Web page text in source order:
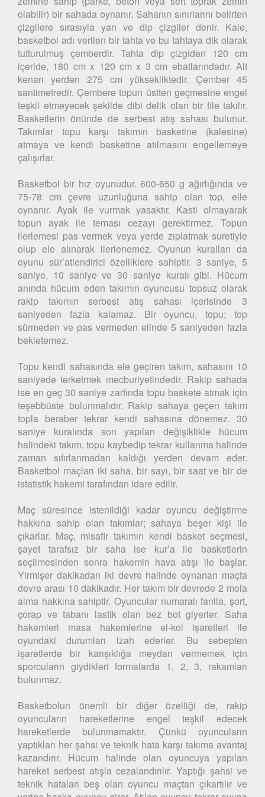
olabilir) bir sahada oynanır. Sahanın sınırlarını belirten
çizgilere sırasıyla yan ve dip çizgiler denir. Kale,
basketbol adı verilen bir tahta ve bu tahtaya dik olarak
tutturulmuş çemberdir. Tahta dip çizgiden 120 cm
içeride, 180 cm x 120 cm x 3 cm ebatlarındadır. Alt
kenarı yerden 275 cm yüksekliktedir. Çember 45
santimetredir. Çembere topun üstten geçmesine engel
teşkil etmeyecek şekilde dibi delik olan bir file takılır.
Basketlerin önünde de serbest atış sahası bulunur.
Takımlar topu karşı takımın basketine (kalesine)
atmaya ve kendi basketine atılmasını engellemeye
çalışırlar.
Basketbol bir hız oyunudur. 600-650 g ağırlığında ve
75-78 cm çevre uzunluğuna sahip olan top, elle
oynanır. Ayak ile vurmak yasaktır. Kasti olmayarak
topun ayak ile teması cezayı gerektirmez. Topun
ilerlemesi pas vermek veya yerde zıplatmak suretiyle
olup ele alınarak ilerlenemez. Oyunun kuralları da
oyunu sür’atlendirici özelliklere sahiptir. 3 saniye, 5
saniye, 10 saniye ve 30 saniye kuralı gibi. Hücum
anında hücum eden takımın oyuncusu topsuz olarak
rakip takımın serbest atış sahası içerisinde 3
saniyeden fazla kalamaz. Bir oyuncu, topu; top
sürmeden ve pas vermeden elinde 5 saniyeden fazla
bekletemez.
Topu kendi sahasında ele geçiren takım, sahasını 10
saniyede terketmek mecburiyetindedir. Rakip sahada
ise en geç 30 saniye zarfında topu baskete atmak için
teşebbüste bulunmalıdır. Rakip sahaya geçen takım
topla beraber tekrar kendi sahasına dönemez. 30
saniye kuralında son yapılan değişiklikle hücum
halindeki takım, topu kaybedip tekrar kullanma halinde
zaman sıfırlanmadan kaldığı yerden devam eder.
Basketbol maçları iki saha, bir sayı, bir saat ve bir de
istatistik hakemi tarafından idare edilir.
Maç süresince istenildiği kadar oyuncu değiştirme
hakkına sahip olan takımlar; sahaya beşer kişi ile
çıkarlar. Maç, misafir takımın kendi basket seçmesi,
şayet tarafsız bir saha ise kur’a ile basketlerin
seçilmesinden sonra hakemin hava atışı ile başlar.
Yirmişer dakikadan iki devre halinde oynanan maçta
devre arası 10 dakikadır. Her takım bir devrede 2 mola
alma hakkına sahiptir. Oyuncular numaralı fanila, şort,
çorap ve tabanı lastik olan bez bot giyerler. Saha
hakemleri masa hakemlerine el-kol işaretleri ile
oyundaki durumları izah ederler. Bu sebepten
işaretlerde bir karışıklığa meydan vermemek için
sporcuların giydikleri formalarda 1, 2, 3, rakamları
bulunmaz.
Basketbolun önemli bir diğer özelliği de, rakip
oyuncuların hareketlerine engel teşkil edecek
hareketlerde bulunmamaktır. Çünkü oyuncuların
yaptıkları her şahsi ve teknik hata karşı takıma avantaj
kazandırır. Hücum halinde olan oyuncuya yapılan
hareket serbest atışla cezalandırılır. Yaptığı şahsi ve
teknik hataları beş olan oyuncu maçtan çıkartılır ve